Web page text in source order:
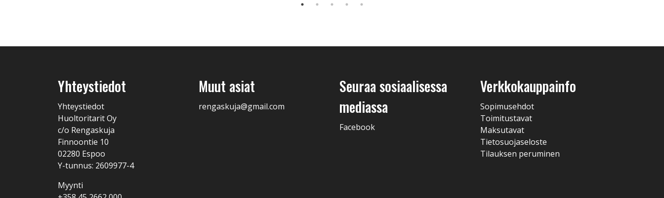
Yhteystiedot
Yhteystiedot
Huoltoritarit Oy
c/o Rengaskuja
Finnoontie 10
02280 Espoo
Y-tunnus: 2609977-4
Myynti
Muut asiat
rengaskuja@gmail.com
Seuraa sosiaalisessa
mediassa
Facebook
Verkkokauppainfo
Sopimusehdot
Toimitustavat
Maksutavat
Tietosuojaseloste
Tilauksen peruminen